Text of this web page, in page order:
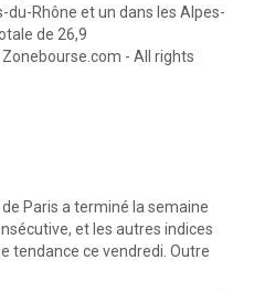
du-Rhône et un dans les Alpes-
de 26,9
- All rights
Paris a terminé la semaine
et les autres indices
tendance ce vendredi. Outre